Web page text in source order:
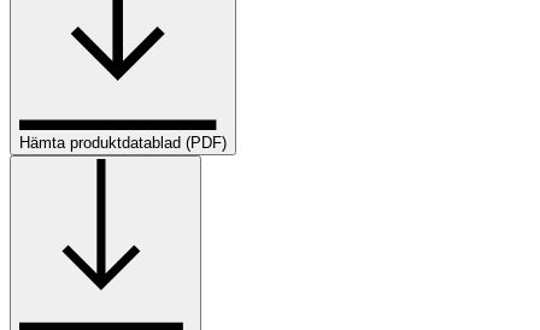
Hämta produktdatablad (PDF)